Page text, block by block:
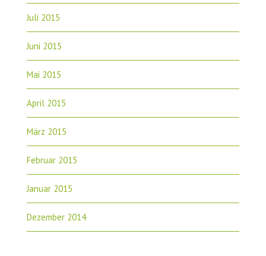
Juli 2015
Juni 2015
Mai 2015
April 2015
März 2015
Februar 2015
Januar 2015
Dezember 2014